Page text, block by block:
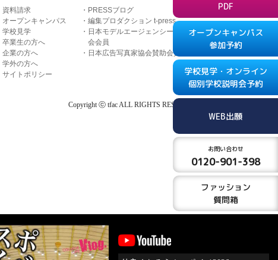
資料請求
オープンキャンパス
学校見学
卒業生の方へ
企業の方へ
学外の方へ
サイトポリシー
PRESSブログ
編集プロダクション t-press
日本モデルエージェンシー協
会会員
日本広告写真家協会賛助会員
Copyright ⓒ tfac ALL RIGHTS RESERVED
PDF
オープンキャンパス
参加予約
学校見学・オンライン
個別学校説明会予約
WEB出願
お問い合わせ
0120-901-398
ファッション
質問箱